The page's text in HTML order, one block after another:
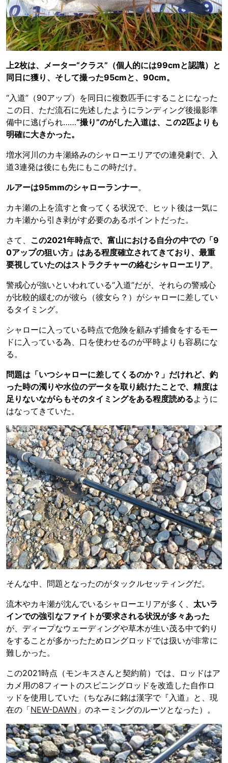
上2枚は、メーター“クラス”（個人的には99cmと認識）と
同日に獲り、そして撮った95cmと、90cm。
“入道”（90アップ）を同日に複数匹手にすることになった
この日、ただ流石に先述したようにランディング後撮影準
備中に逃げられ……“撮り”のがした入道は、この2匹よりも
明確に大きかった。
増水河川のカキ瀬絡みのシャローエリアでの連発劇で、入
道3連発は後にも先にもこの時だけ。
ルアーは95mmのシャローランナー。
カキ瀬の上を流すと食ってくる状況で、ヒット後は一気に
カキ瀬から引き剥がす必要のあるポイントだった。
さて、 この2021年時点で、富山における自分の中での「9
0アップの狙い方」はある程度確立されてきており、最重
要視していたのはストラクチャーの絡むシャローエリア。
警戒心が強いといわれている“入道”だが、それらの警戒心
が比較的緩むのが彼ら（彼女ら？）がシャローに差してい
るタイミング。
シャローに入っている時点で危険を顧みず捕食をするモー
ドに入っている為、口を使わせるのが平時よりも容易にな
る。
問題は「いつシャローに差してくるのか？」だけれど、釣
った時の濁りや水位のデータを取り続けたことで、精度は
足りないながらもそのタイミングをある程度読めるように
はなってきていた。
そんな中、問題となったのがタックルセッティングだ。
流木やカキ瀬が沈んでいるシャローエリアが多く、 太いラ
インでの強引なファイトが要求される状況が多々あった
が、ディープなウェーディングや草木が生い茂る中で釣り
をすることが多かったためロングロッドでは扱いが非常に
難しかった。
この2021時点（モンキスさんと契約前）では、ロッドはア
カメ用の8フィートのスピニングロッドを改造した自作ロ
ッドを使用していた（ちなみに銘は漢字で『入道』と、現
在の「NEW-DAWN 」のネーミングのルーツとなった）。